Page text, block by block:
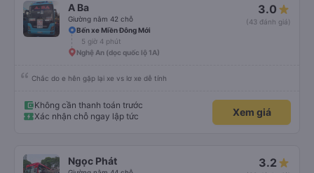
A Ba
Giường nằm 42 chỗ
3.0
(43 đánh giá)
Bến xe Miền Đông Mới
5 giờ 4 phút
Nghệ An (dọc quốc lộ 1A)
Chắc do e hên gặp lại xe vs lơ xe dễ tính
Không cần thanh toán trước
Xác nhận chỗ ngay lập tức
Xem giá
Ngọc Phát 3.2